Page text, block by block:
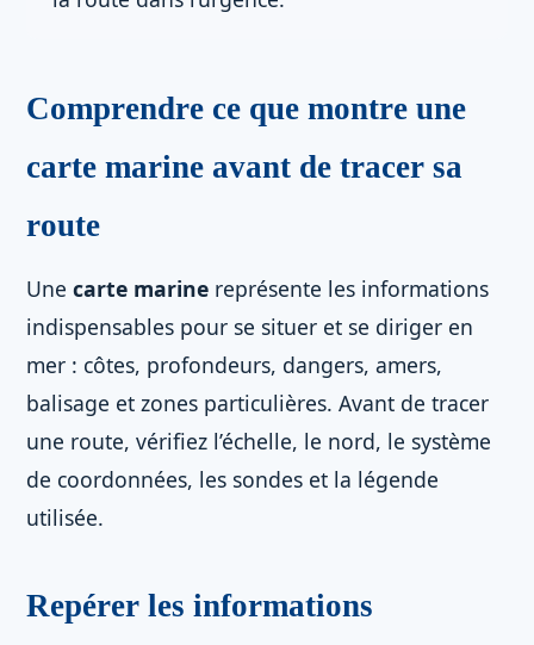
Comprendre ce que montre une
carte marine avant de tracer sa
route
Une carte marine représente les informations
indispensables pour se situer et se diriger en
mer : côtes, profondeurs, dangers, amers,
balisage et zones particulières. Avant de tracer
une route, vérifiez l’échelle, le nord, le système
de coordonnées, les sondes et la légende
utilisée.
Repérer les informations